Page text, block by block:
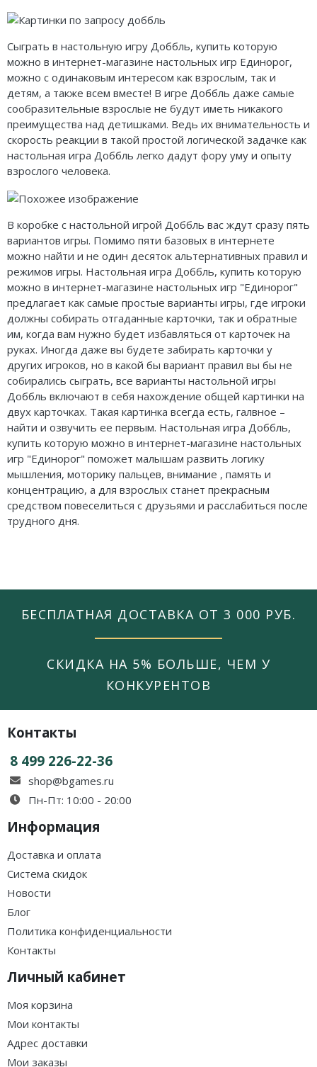
Сыграть в настольную игру Доббль, купить которую
можно в интернет-магазине настольных игр Единорог,
можно с одинаковым интересом как взрослым, так и
детям, а также всем вместе! В игре Доббль даже самые
сообразительные взрослые не будут иметь никакого
преимущества над детишками. Ведь их внимательность и
скорость реакции в такой простой логической задачке как
настольная игра Доббль легко дадут фору уму и опыту
взрослого человека.
В коробке с настольной игрой Доббль вас ждут сразу пять
вариантов игры. Помимо пяти базовых в интернете
можно найти и не один десяток альтернативных правил и
режимов игры. Настольная игра Доббль, купить которую
можно в интернет-магазине настольных игр "Единорог"
предлагает как самые простые варианты игры, где игроки
должны собирать отгаданные карточки, так и обратные
им, когда вам нужно будет избавляться от карточек на
руках. Иногда даже вы будете забирать карточки у
других игроков, но в какой бы вариант правил вы бы не
собирались сыграть, все варианты настольной игры
Доббль включают в себя нахождение общей картинки на
двух карточках. Такая картинка всегда есть, галвное –
найти и озвучить ее первым. Настольная игра Доббль,
купить которую можно в интернет-магазине настольных
игр "Единорог" поможет малышам развить логику
мышления, моторику пальцев, внимание , память и
концентрацию, а для взрослых станет прекрасным
средством повеселиться с друзьями и расслабиться после
трудного дня.
БЕСПЛАТНАЯ ДОСТАВКА ОТ 3 000 РУБ.
СКИДКА НА 5% БОЛЬШЕ, ЧЕМ У
КОНКУРЕНТОВ
Контакты
8 499 226-22-36
shop@bgames.ru
Пн-Пт: 10:00 - 20:00
Информация
Доставка и оплата
Система скидок
Новости
Блог
Политика конфиденциальности
Контакты
Личный кабинет
Моя корзина
Мои контакты
Адрес доставки
Мои заказы
Детективные
Игры-квесты
Викторины
Для взрослых (18+)
GaGa Games
Эврикус
Банда умников
Остальные серии